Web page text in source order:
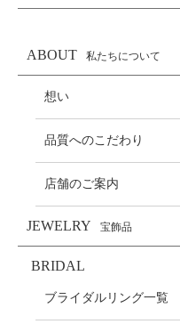
ABOUT 私たちについて
想い
品質へのこだわり
店舗のご案内
JEWELRY 宝飾品
BRIDAL
ブライダルリング一覧